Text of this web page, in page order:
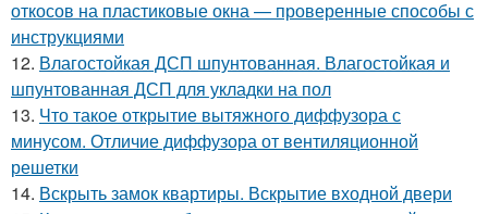
откосов на пластиковые окна — проверенные способы с
инструкциями
12. Влагостойкая ДСП шпунтованная. Влагостойкая и
шпунтованная ДСП для укладки на пол
13. Что такое открытие вытяжного диффузора с
минусом. Отличие диффузора от вентиляционной
решетки
14. Вскрыть замок квартиры. Вскрытие входной двери